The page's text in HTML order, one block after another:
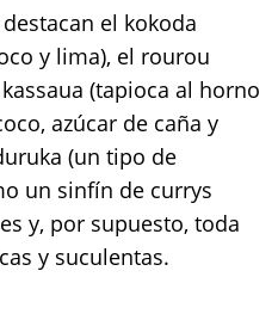
el kokoda
y lima), el rourou
(tapioca al horno
azúcar de caña y
(un tipo de
un sinfín de currys
y, por supuesto, toda
y suculentas.